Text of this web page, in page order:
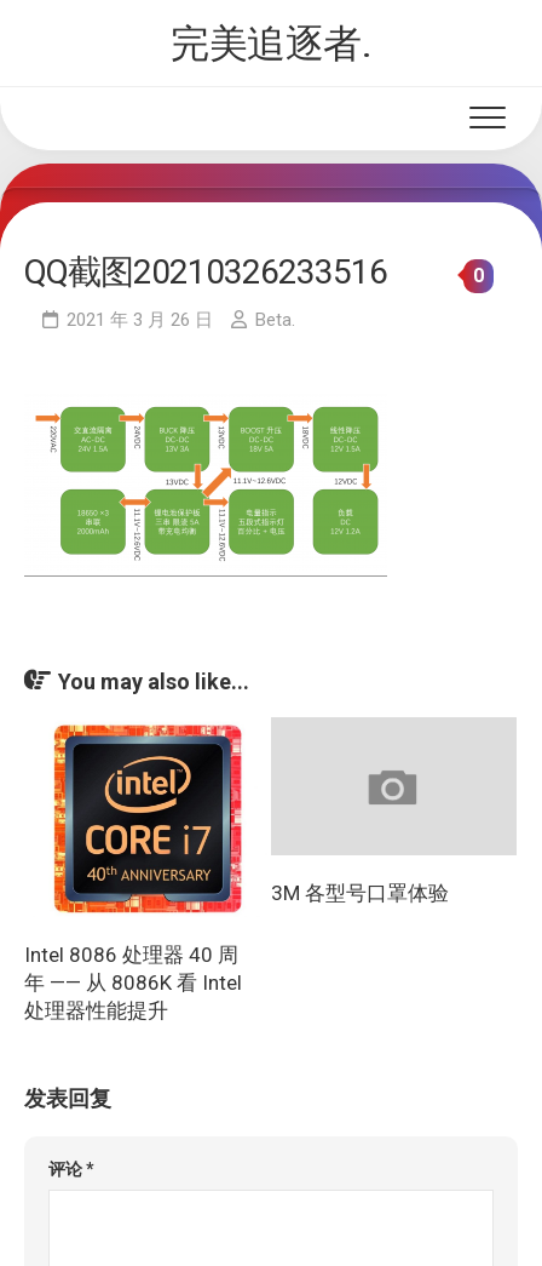
完美追逐者.
QQ截图20210326233516
2021 年 3 月 26 日 Beta.
0
You may also like...
Intel 8086 处理器 40 周
年 —— 从 8086K 看 Intel
处理器性能提升
3M 各型号口罩体验
发表回复
评论*